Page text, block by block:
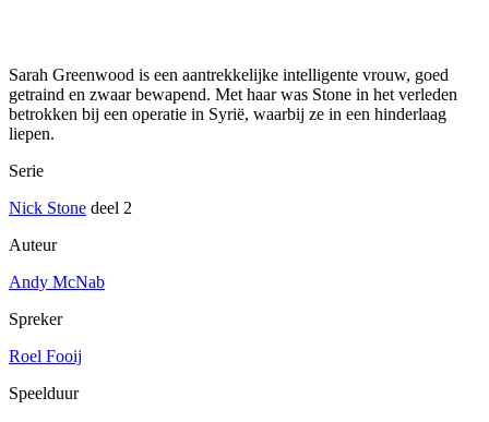
Sarah Greenwood is een aantrekkelijke intelligente vrouw, goed
getraind en zwaar bewapend. Met haar was Stone in het verleden
betrokken bij een operatie in Syrië, waarbij ze in een hinderlaag
liepen.
Serie
Nick Stone deel 2
Auteur
Andy McNab
Spreker
Roel Fooij
Speelduur